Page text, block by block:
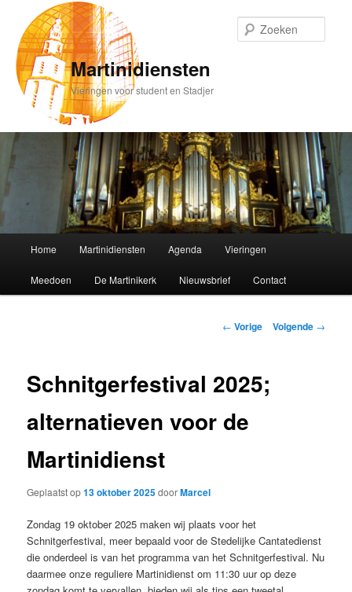
primaire
inhoud
Martinidiensten
Vieringen voor student en Stadjer
Home Martinidiensten Agenda Vieringen
Meedoen De Martinikerk Nieuwsbrief Contact
Bericht
← Vorige Volgende →
Schnitgerfestival 2025;
alternatieven voor de
Martinidienst
Geplaatst op13 oktober 2025doorMarcel
Zondag 19 oktober 2025 maken wij plaats voor het
Schnitgerfestival, meer bepaald voor de Stedelijke Cantatedienst
die onderdeel is van het programma van het Schnitgerfestival. Nu
daarmee onze reguliere Martinidienst om 11:30 uur op deze